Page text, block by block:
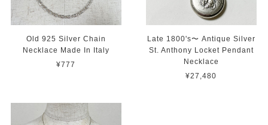
Old 925 Silver Chain
Necklace Made In Italy
¥777
Late 1800's〜 Antique Silver
St. Anthony Locket Pendant
Necklace
¥27,480